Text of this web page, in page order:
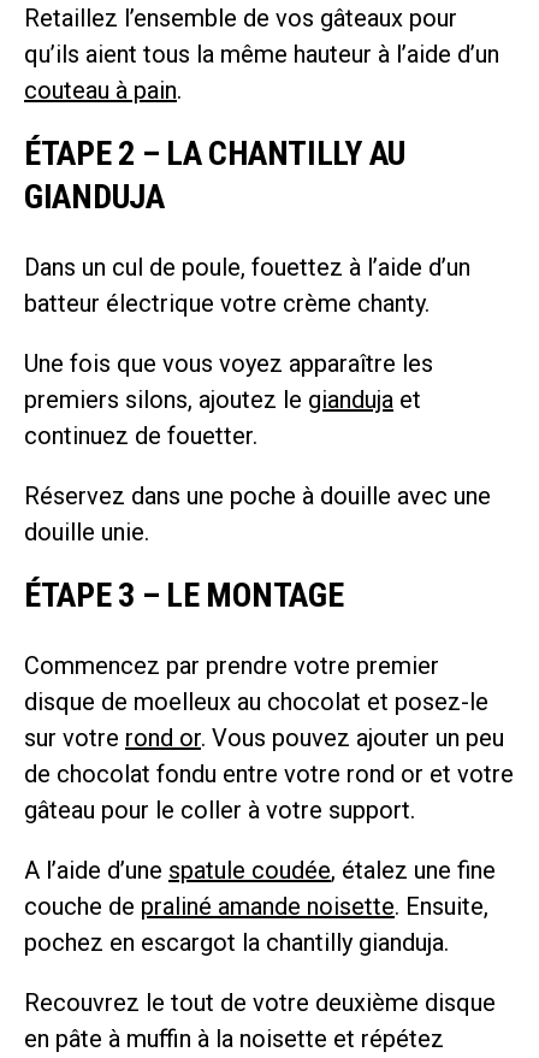
Retaillez l’ensemble de vos gâteaux pour
qu’ils aient tous la même hauteur à l’aide d’un
couteau à pain.
ÉTAPE 2 – LA CHANTILLY AU
GIANDUJA
Dans un cul de poule, fouettez à l’aide d’un
batteur électrique votre crème chanty.
Une fois que vous voyez apparaître les
premiers silons, ajoutez le gianduja et
continuez de fouetter.
Réservez dans une poche à douille avec une
douille unie.
ÉTAPE 3 – LE MONTAGE
Commencez par prendre votre premier
disque de moelleux au chocolat et posez-le
sur votre rond or. Vous pouvez ajouter un peu
de chocolat fondu entre votre rond or et votre
gâteau pour le coller à votre support.
A l’aide d’une spatule coudée, étalez une fine
couche de praliné amande noisette. Ensuite,
pochez en escargot la chantilly gianduja.
Recouvrez le tout de votre deuxième disque
en pâte à muffin à la noisette et répétez